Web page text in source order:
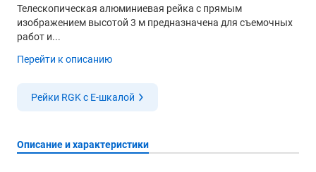
Телескопическая алюминиевая рейка с прямым
изображением высотой 3 м предназначена для съемочных
работ и...
Перейти к описанию
Рейки RGK с Е-шкалой
Описание и характеристики